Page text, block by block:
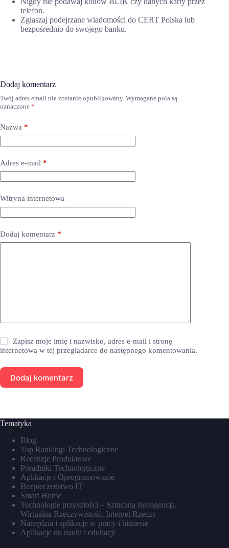
telefon.
Zgłaszaj podejrzane wiadomości do CERT Polska lub
bezpośrednio do swojego banku.
Dodaj komentarz
Twój adres email nie zostanie opublikowany. Wymagane pola są
oznaczone *
Nazwa *
Adres e-mail *
Witryna internetowa
Dodaj komentarz *
Zapisz moje imię i nazwisko, adres e-mail i stronę
internetową w tej przeglądarce do następnego komentowania.
Dodaj komentarz
Tematyka
Blog
Top Rankingi Technologiczne
Recenzje Produktowe
Poradniki Technologiczne
Aplikacje i Oprogramowanie
Bezpieczeństwo IT
Smart Home
Technologie przyszłości – Sztuczna Inteligencja,
Wirtualna Rzeczywistość, Internet Rzeczy
Narzędzia i aplikacje w pracy i biznesie
Aplikacje do nauki i edukacji